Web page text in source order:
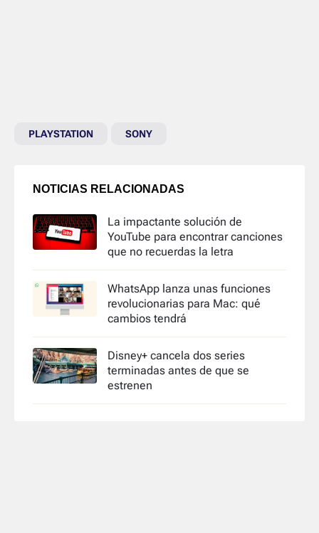
PLAYSTATION SONY
NOTICIAS RELACIONADAS
La impactante solución de
YouTube para encontrar canciones
que no recuerdas la letra
WhatsApp lanza unas funciones
revolucionarias para Mac: qué
cambios tendrá
Disney+ cancela dos series
terminadas antes de que se
estrenen